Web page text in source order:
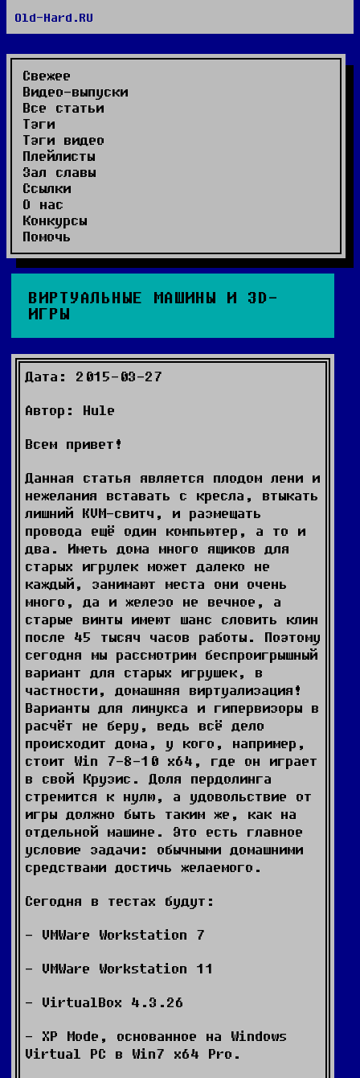
Old-Hard.RU
RSS комментариев
Видео-выпуски
Свежее
Видео-выпуски
Все статьи
Тэги
Тэги видео
Плейлисты
Зал славы
Ссылки
О нас
Конкурсы
Помочь
ВИРТУАЛЬНЫЕ МАШИНЫ И 3D-
ИГРЫ
Дата: 2015-03-27
Автор: Hule
Всем привет!
Данная статья является плодом лени и
нежелания вставать с кресла, втыкать
лишний KVM-свитч, и размещать
провода ещё один компьютер, а то и
два. Иметь дома много ящиков для
старых игрулек может далеко не
каждый, занимают места они очень
много, да и железо не вечное, а
старые винты имеют шанс словить клин
после 45 тысяч часов работы. Поэтому
сегодня мы рассмотрим беспроигрышный
вариант для старых игрушек, в
частности, домашняя виртуализация!
Варианты для линукса и гипервизоры в
расчёт не беру, ведь всё дело
происходит дома, у кого, например,
стоит Win 7-8-10 x64, где он играет
в свой Крузис. Доля пердолинга
стремится к нулю, а удовольствие от
игры должно быть таким же, как на
отдельной машине. Это есть главное
условие задачи: обычными домашними
средствами достичь желаемого.
Сегодня в тестах будут:
- VMWare Workstation 7
- VMWare Workstation 11
- VirtualBox 4.3.26
- XP Mode, основанное на Windows
Virtual PC в Win7 x64 Pro.